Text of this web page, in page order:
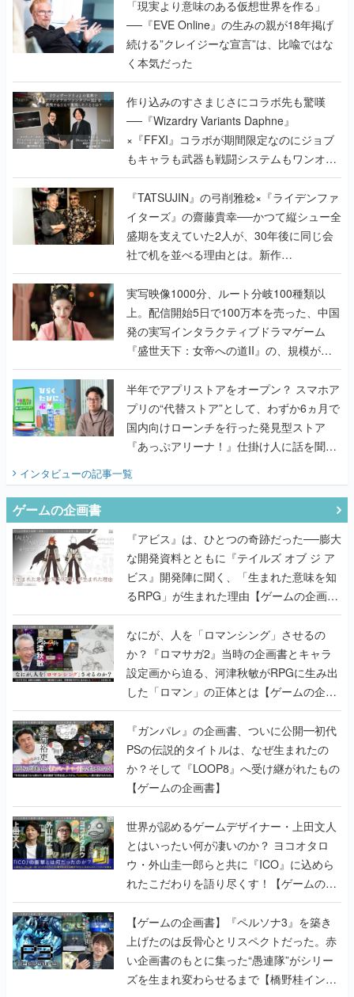
「現実より意味のある仮想世界を作る」
──『EVE Online』の生みの親が18年掲げ
続ける”クレイジーな宣言”は、比喩ではな
く本気だった
作り込みのすさまじさにコラボ先も驚嘆
──『Wizardry Variants Daphne』
×『FFXI』コラボが期間限定なのにジョブ
もキャラも武器も戦闘システムもワンオフ
で作り込まれた理由を両ディレクターに聞
く
『TATSUJIN』の弓削雅稔×『ライデンファ
イターズ』の齋藤貴幸──かつて縦シュー全
盛期を支えていた2人が、30年後に同じ会
社で机を並べる理由とは。新作
『TATSUJIN EXTREME』で初タッグを組
んだレジェンド2人に訊く開発秘話
実写映像1000分、ルート分岐100種類以
上。配信開始5日で100万本を売った、中国
発の実写インタラクティブドラマゲーム
『盛世天下：女帝への道II』の、規模が違
うこだわりをプロデューサーに聞いた
半年でアプリストアをオープン？ スマホア
プリの“代替ストア”として、わずか6ヵ月で
国内向けローンチを行った発見型ストア
『あっぷアリーナ！』仕掛け人に話を聞い
インタビューの記事一覧
ゲームの企画書
『アビス』は、ひとつの奇跡だった──膨大
な開発資料とともに『テイルズ オブ ジ ア
ビス』開発陣に聞く、「生まれた意味を知
るRPG」が生まれた理由【ゲームの企画
書】
なにが、人を「ロマンシング」させるの
か？『ロマサガ2』当時の企画書とキャラ
設定画から迫る、河津秋敏がRPGに生み出
した「ロマン」の正体とは【ゲームの企画
書】
『ガンパレ』の企画書、ついに公開━初代
PSの伝説的タイトルは、なぜ生まれたの
か？そして『LOOP8』へ受け継がれたもの
【ゲームの企画書】
世界が認めるゲームデザイナー・上田文人
とはいったい何が凄いのか？ ヨコオタロ
ウ・外山圭一郎らと共に『ICO』に込めら
れたこだわりを語り尽くす！【ゲームの企
画書】
【ゲームの企画書】『ペルソナ3』を築き
上げたのは反骨心とリスペクトだった。赤
い企画書のもとに集った“愚連隊”がシリー
ズを生まれ変わらせるまで【橋野桂インタ